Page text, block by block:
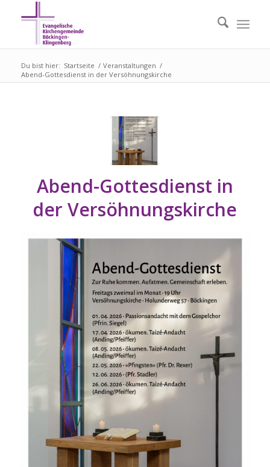
Du bist hier: Startseite / Veranstaltungen /
Abend-Gottesdienst in der Versöhnungskirche
Abend-Gottesdienst in
der Versöhnungskirche